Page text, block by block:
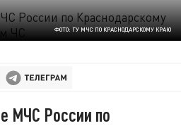
ФОТО: ГУ МЧС ПО КРАСНОДАРСКОМУ КРАЮ
МЧС России по